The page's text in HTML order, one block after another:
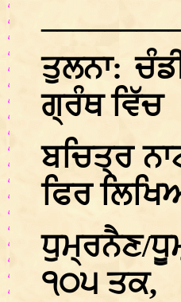
ਤੁਲਨਾ:
ਗ੍ਰੰਥ ਵਿੱਚ
ਬਚਿਤ੍ਰ
ਫਿਰ
ਧੁਮ੍ਰਨੈਣ/
੧੦੫ ਤਕ,